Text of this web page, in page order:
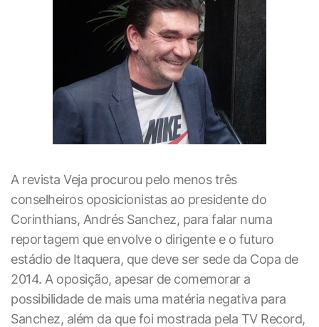
A revista Veja procurou pelo menos três
conselheiros oposicionistas ao presidente do
Corinthians, Andrés Sanchez, para falar numa
reportagem que envolve o dirigente e o futuro
estádio de Itaquera, que deve ser sede da Copa de
2014. A oposição, apesar de comemorar a
possibilidade de mais uma matéria negativa para
Sanchez, além da que foi mostrada pela TV Record,